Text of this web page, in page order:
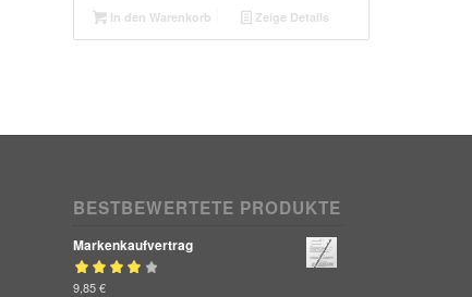
In den Warenkorb Zeige Details
BESTBEWERTETE PRODUKTE
Markenkaufvertrag
Bewertet mit
9,85€